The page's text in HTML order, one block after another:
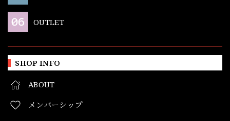
OUTLET
SHOP INFO
ABOUT
メンバーシップ